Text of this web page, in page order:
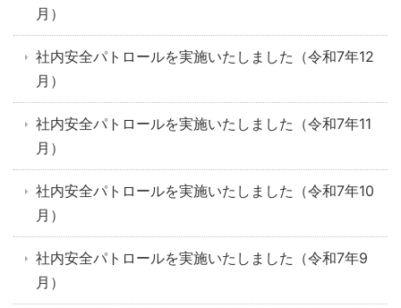
月）
社内安全パトロールを実施いたしました（令和7年12
月）
社内安全パトロールを実施いたしました（令和7年11
月）
社内安全パトロールを実施いたしました（令和7年10
月）
社内安全パトロールを実施いたしました（令和7年9
月）